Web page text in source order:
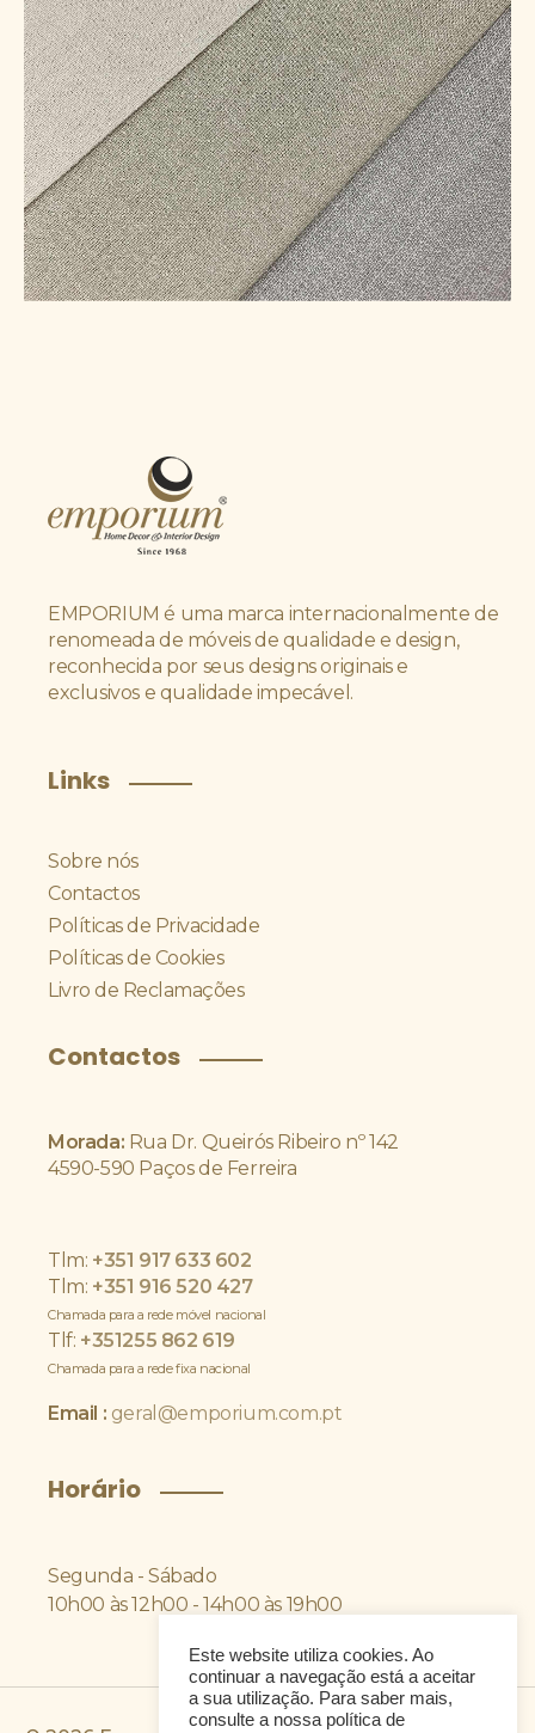
EMPORIUM é uma marca internacionalmente de
renomeada de móveis de qualidade e design,
reconhecida por seus designs originais e
exclusivos e qualidade impecável.
Links
Sobre nós
Contactos
Políticas de Privacidade
Políticas de Cookies
Livro de Reclamações
Contactos
Morada: Rua Dr. Queirós Ribeiro nº 142
4590-590 Paços de Ferreira
Tlm: +351 917 633 602
Tlm: +351 916 520 427
Chamada para a rede móvel nacional
Tlf: +351255 862 619
Chamada para a rede fixa nacional
Email : geral@emporium.com.pt
Horário
Segunda - Sábado
10h00 às 12h00 - 14h00 às 19h00
Este website utiliza cookies. Ao
continuar a navegação está a aceitar
a sua utilização. Para saber mais,
consulte a nossa política de